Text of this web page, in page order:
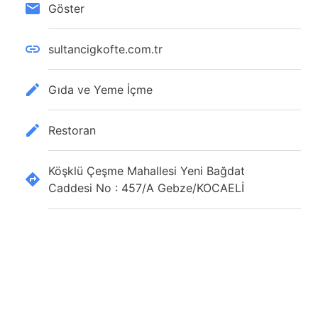
Göster
sultancigkofte.com.tr
Gıda ve Yeme İçme
Restoran
Köşklü Çeşme Mahallesi Yeni Bağdat
Caddesi No : 457/A Gebze/KOCAELİ